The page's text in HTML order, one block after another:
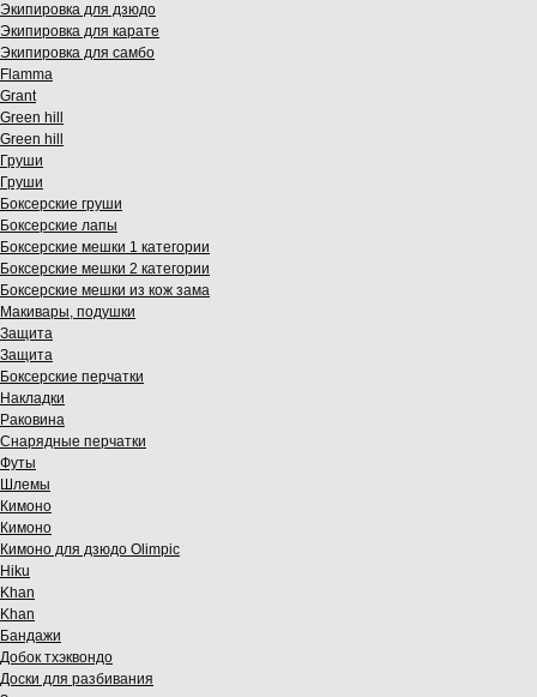
Экипировка для дзюдо
Экипировка для карате
Экипировка для самбо
Flamma
Grant
Green hill
Green hill
Груши
Груши
Боксерские груши
Боксерские лапы
Боксерские мешки 1 категории
Боксерские мешки 2 категории
Боксерские мешки из кож зама
Макивары, подушки
Защита
Защита
Боксерские перчатки
Накладки
Раковина
Снарядные перчатки
Футы
Шлемы
Кимоно
Кимоно
Кимоно для дзюдо Olimpic
Hiku
Khan
Khan
Бандажи
Добок тхэквондо
Доски для разбивания